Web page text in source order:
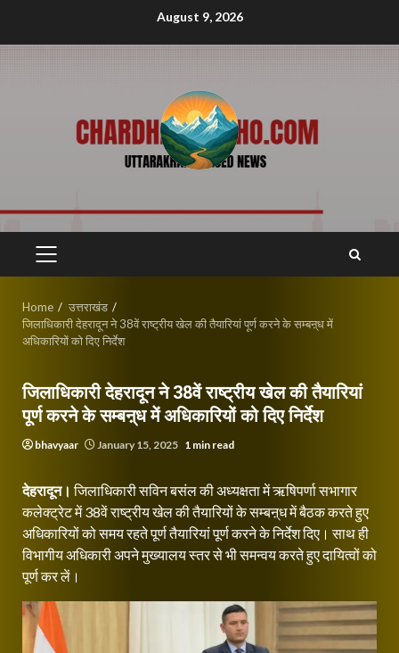
August 9, 2026
PRIMARY
Home
उत्तराखंड
जिलाधिकारी देहरादून ने 38वें राष्ट्रीय खेल की तैयारियां पूर्ण करने के सम्बऩ्ध में
अधिकारियों को दिए निर्देश
जिलाधिकारी देहरादून ने 38वें राष्ट्रीय खेल की तैयारियां
पूर्ण करने के सम्बऩ्ध में अधिकारियों को दिए निर्देश
bhavyaar January 15, 2025 1 min read
देहरादून। जिलाधिकारी सविन बसंल की अध्यक्षता में ऋषिपर्णा सभागार
कलेक्ट्रेट में 38वें राष्ट्रीय खेल की तैयारियों के सम्बऩ्ध में बैठक करते हुए
अधिकारियों को समय रहते पूर्ण तैयारियां पूर्ण करने के निर्देश दिए। साथ ही
विभागीय अधिकारी अपने मुख्यालय स्तर से भी समन्वय करते हुए दायित्वों को
पूर्ण कर लें।